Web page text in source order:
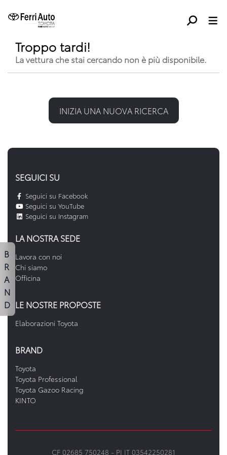
Troppo tardi!
La vettura che stai cercando non è più disponibile.
INIZIA UNA NUOVA RICERCA
SEGUICI SU
Seguici su Facebook
Seguici su YouTube
Seguici su Instagram
LA NOSTRA SEDE
Lavora con noi
Chi siamo
Officina
LE NOSTRE PROPOSTE
Elaborazioni Toyota
BRAND
Toyota
Toyota Professional
Toyota Gazoo Racing
KINTO
CF 02685 750248 - PI IT 03542250281
B
R
A
N
D